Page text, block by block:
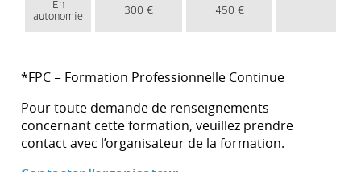
En
autonomie
300 € 450 € -
*FPC = Formation Professionnelle Continue
Pour toute demande de renseignements
concernant cette formation, veuillez prendre
contact avec l’organisateur de la formation.